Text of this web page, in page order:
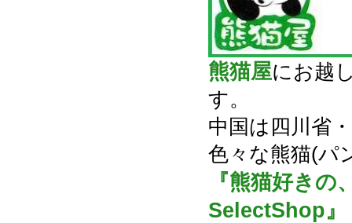
熊猫屋にお越
す。
中国は四川省
色々な熊猫(パ
『熊猫好き
SelectShop』